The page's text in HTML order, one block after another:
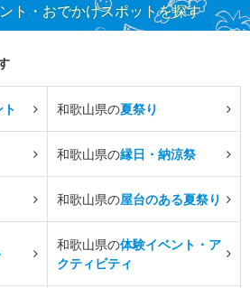
ト・おでかけスポットを探す
和歌山県の夏祭り
和歌山県の縁日・納涼祭
和歌山県の屋台のある夏祭り
和歌山県の体験イベント・ア
クティビティ